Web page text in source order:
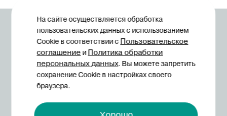
© Midexpo, 1994—2026
Политика конфиденциальности
На сайте осуществляется обработка
пользовательских данных с использованием
Cookie в соответствии с
Пользовательское
соглашение и
Политика обработки
персональных данных. Вы можете запретить
сохранение Cookie в настройках своего
браузера.